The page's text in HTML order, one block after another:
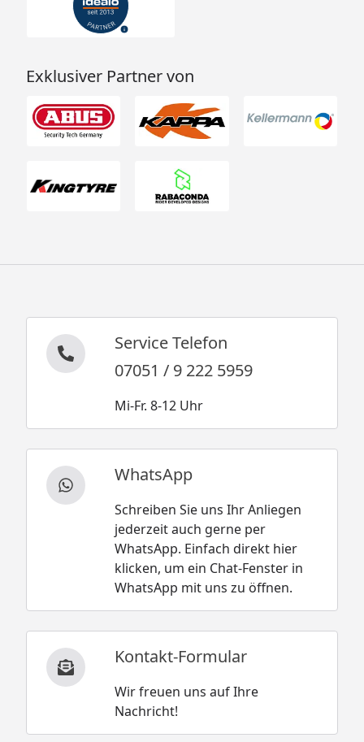
Exklusiver Partner von
Service Telefon
07051 / 9 222 5959
Mi-Fr. 8-12 Uhr
WhatsApp
Schreiben Sie uns Ihr Anliegen
jederzeit auch gerne per
WhatsApp. Einfach direkt hier
klicken, um ein Chat-Fenster in
WhatsApp mit uns zu öffnen.
Kontakt-Formular
Wir freuen uns auf Ihre
Nachricht!